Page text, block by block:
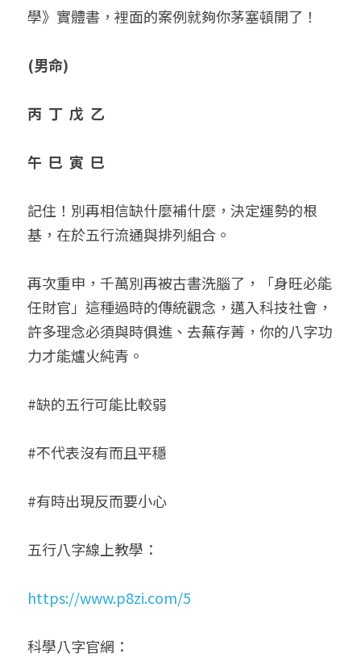
學》實體書，裡面的案例就夠你茅塞頓開了！
(男命)
丙  丁  戊  乙
午  巳  寅  巳
記住！別再相信缺什麼補什麼，決定運勢的根
基，在於五行流通與排列組合。
再次重申，千萬別再被古書洗腦了，「身旺必能
任財官」這種過時的傳統觀念，邁入科技社會，
許多理念必須與時俱進、去蕪存菁，你的八字功
力才能爐火純青。
#缺的五行可能比較弱
#不代表沒有而且平穩
#有時出現反而要小心
五行八字線上教學：
https://www.p8zi.com/5
科學八字官網：